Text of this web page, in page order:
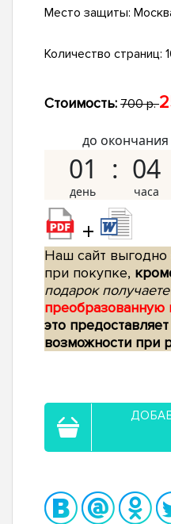
Место защиты:
Количество страниц:
Стоимость: 700 р.
до окончания
01 04
+
Наш сайт выгодно
при покупке,
подарок получаете
преобразованную
это
возможности при